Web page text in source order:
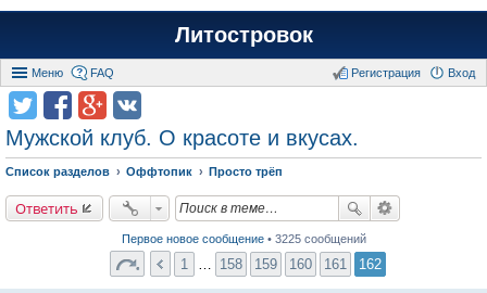
Литостровок
Меню FAQ Вход
Регистрация
Мужской клуб. О красоте и вкусах.
Список разделов Оффтопик Просто трёп
Ответить
Первое новое сообщение• 3225 сообщений
1 158 159 160 161 162